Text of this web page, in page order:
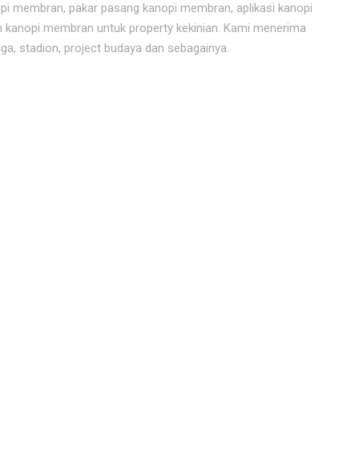
membran, pakar pasang kanopi membran, aplikasi kanopi
membran untuk property kekinian. Kami menerima
stadion, project budaya dan sebagainya.